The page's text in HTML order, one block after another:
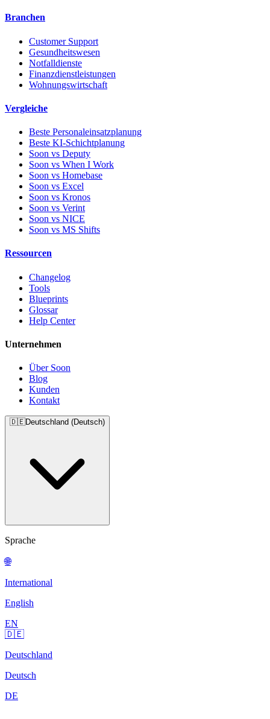
Branchen
Customer Support
Gesundheitswesen
Notfalldienste
Finanzdienstleistungen
Wohnungswirtschaft
Vergleiche
Beste Personaleinsatzplanung
Beste KI-Schichtplanung
Soon vs Deputy
Soon vs When I Work
Soon vs Homebase
Soon vs Excel
Soon vs Kronos
Soon vs Verint
Soon vs NICE
Soon vs MS Shifts
Ressourcen
Changelog
Tools
Blueprints
Glossar
Help Center
Unternehmen
Über Soon
Blog
Kunden
Kontakt
🇩🇪Deutschland (Deutsch)
Sprache
🌐
International
English
EN
🇩🇪
Deutschland
Deutsch
DE